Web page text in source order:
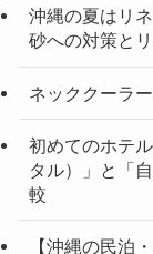
沖縄の夏はリ
砂への対策と
ネッククーラ
初めてのホテ
タル）」と「
較
【沖縄の民泊